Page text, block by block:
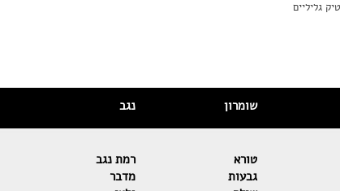
שומרון
טורא
גבעות
נגב
רמת נגב
מדבר